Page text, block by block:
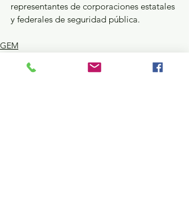
representantes de corporaciones estatales
y federales de seguridad pública.
GEM